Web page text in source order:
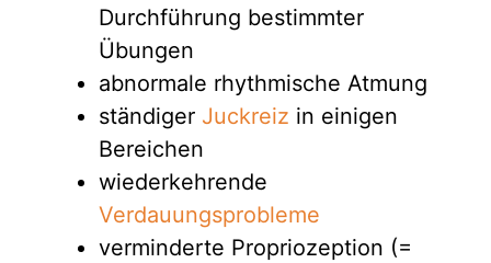
Durchführung bestimmter
Übungen
abnormale rhythmische Atmung
ständiger Juckreiz in einigen
Bereichen
wiederkehrende
Verdauungsprobleme
verminderte Propriozeption (=